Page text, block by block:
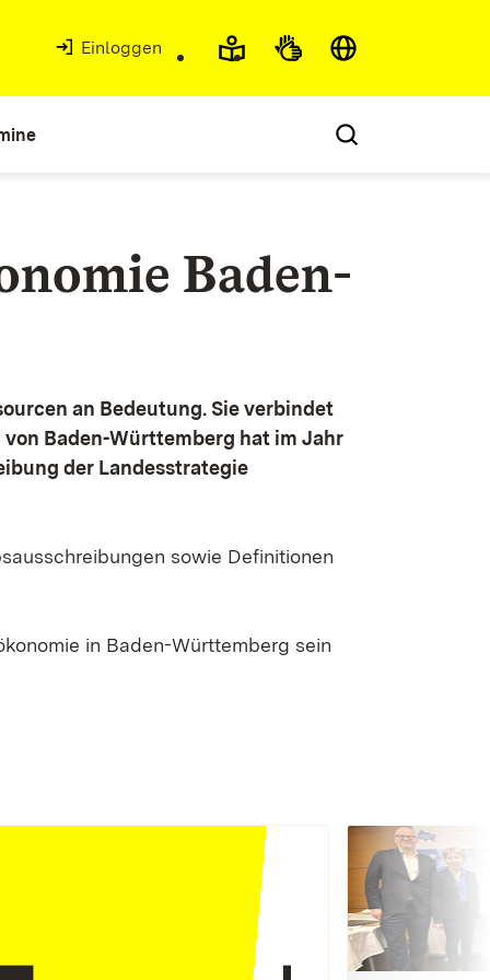
Einloggen
Baden-
an Bedeutung. Sie verbindet
Baden-Württemberg hat im Jahr
der Landesstrategie
sowie Definitionen
in Baden-Württemberg sein